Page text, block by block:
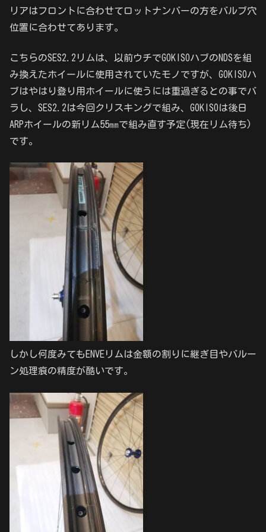
リアはフロントに合わせてロットナンバーの方をバルブ穴
位置に合わせてあります。
こちらのSES2.2リムは、以前ウチでGOKISOハブのNDSを組
み換えたホイールに使用されていたモノですが、GOKISOハ
ブはやはり登り用ホイールに使うには重過ぎるとの事でバ
ラし、SES2.2は今回クリスキングで組み、GOKISOは後日
ARPホイールの新リム55㎜で組み直す予定(現在リム待ち)
です。
しかし何度みてもENVEリムは金額の割りに継ぎ目やバルー
ン処理痕の精度が酷いです。